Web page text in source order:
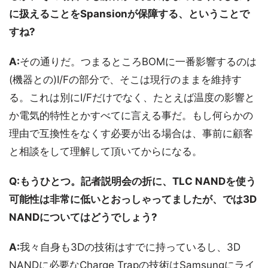
に扱えることをSpansionが保障する、ということで
すね?
A:その通りだ。つまるところBOMに一番影響するのは
(機器との)I/Fの部分で、そこは現行のままを維持す
る。これは別にI/Fだけでなく、たとえば温度の影響と
か電気的特性とかすべてに言える事だ。もし何らかの
理由で互換性をなくす必要が出る場合は、事前に顧客
と相談をして理解して頂いてからになる。
Q:もうひとつ。記者説明会の折に、TLC NANDを使う
可能性は非常に低いとおっしゃってましたが、では3D
NANDについてはどうでしょう?
A:我々自身も3Dの技術はすでに持っているし、3D
NANDに必要なCharge Trapの技術はSamsungにライ